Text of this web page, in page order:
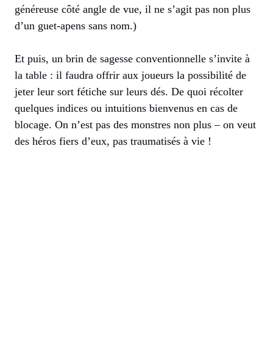
généreuse côté angle de vue, il ne s’agit pas non plus
d’un guet-apens sans nom.)
Et puis, un brin de sagesse conventionnelle s’invite à
la table : il faudra offrir aux joueurs la possibilité de
jeter leur sort fétiche sur leurs dés. De quoi récolter
quelques indices ou intuitions bienvenus en cas de
blocage. On n’est pas des monstres non plus – on veut
des héros fiers d’eux, pas traumatisés à vie !